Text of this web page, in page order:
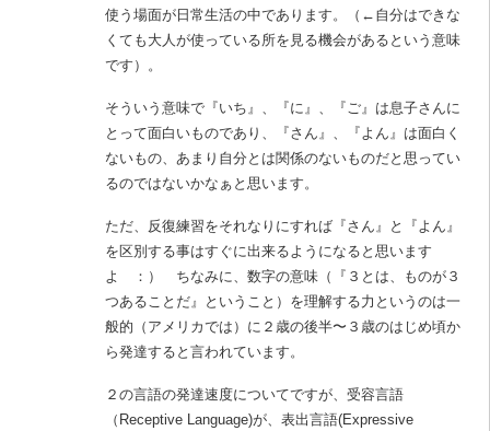
使う場面が日常生活の中であります。（←自分はできな
くても大人が使っている所を見る機会があるという意味
です）。
そういう意味で『いち』、『に』、『ご』は息子さんに
とって面白いものであり、『さん』、『よん』は面白く
ないもの、あまり自分とは関係のないものだと思ってい
るのではないかなぁと思います。
ただ、反復練習をそれなりにすれば『さん』と『よん』
を区別する事はすぐに出来るようになると思います
よ ：） ちなみに、数字の意味（『３とは、ものが３
つあることだ』ということ）を理解する力というのは一
般的（アメリカでは）に２歳の後半〜３歳のはじめ頃か
ら発達すると言われています。
２の言語の発達速度についてですが、受容言語
（Receptive Language)が、表出言語(Expressive